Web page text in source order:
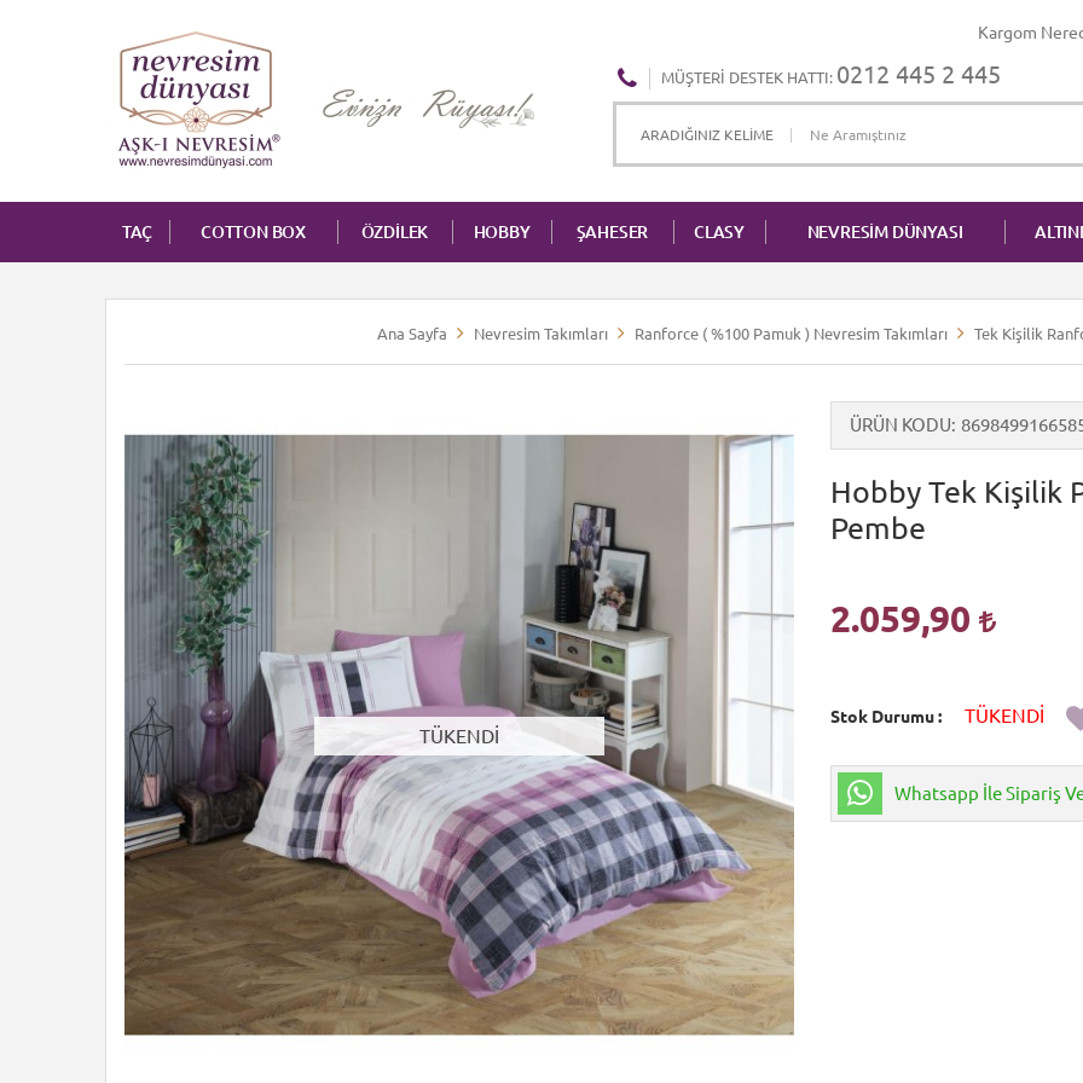
Kargom
MÜŞTERI DESTEK HATTI: 0212 445 2 445
TAÇ COTTON BOX ÖZDİLEK HOBBY ŞAHESER CLASY NEVRESİM DÜNYASI
Ana Sayfa Nevresim Takımları Ranforce ( %100 Pamuk ) Nevresim Takımları Tek Kişilik
TÜKENDİ
ÜRÜN KODU
Hobby Tek Kişilik
Pembe
2.059,90
Stok Durumu TÜKENDİ
Whatsapp İle Sipariş